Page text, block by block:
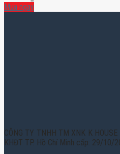
Mua ngay
CÔNG TY TNHH TM XNK K
KHĐT TP. Hồ Chí Minh cấp: 29/10/